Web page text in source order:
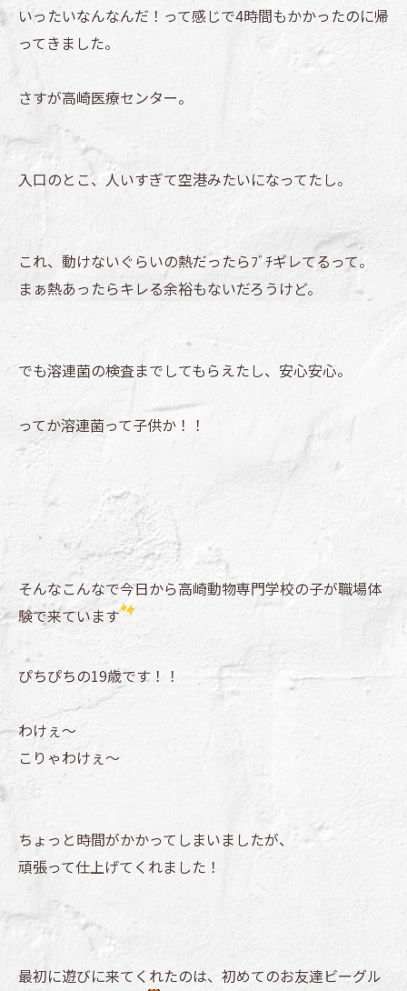
いったいなんなんだ！って感じで4時間もかかったのに帰
ってきました。
さすが高崎医療センター。
入口のとこ、人いすぎて空港みたいになってたし。
これ、動けないぐらいの熱だったらﾌﾞﾁギレてるって。
まぁ熱あったらキレる余裕もないだろうけど。
でも溶連菌の検査までしてもらえたし、安心安心。
ってか溶連菌って子供か！！
そんなこんなで今日から高崎動物専門学校の子が職場体
験で来ています
ぴちぴちの19歳です！！
わけぇ～
こりゃわけぇ～
ちょっと時間がかかってしまいましたが、
頑張って仕上げてくれました！
最初に遊びに来てくれたのは、初めてのお友達ビーグル